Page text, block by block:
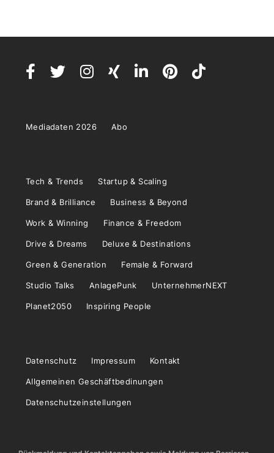
Mediadaten 2026 Abo
Tech & Trends Startup & Scaling
Brand & Brilliance Business & Beyond
Work & Winning Finance & Freedom
Drive & Dreams Deluxe & Destinations
Green & Generation Female & Forward
Studio Talks AnlagePunk UnternehmerNEXT
Planet2050 Inspiring People
Datenschutz Impressum Kontakt
Allgemeinen Geschäftbedinungen
Datenschutzeinstellungen